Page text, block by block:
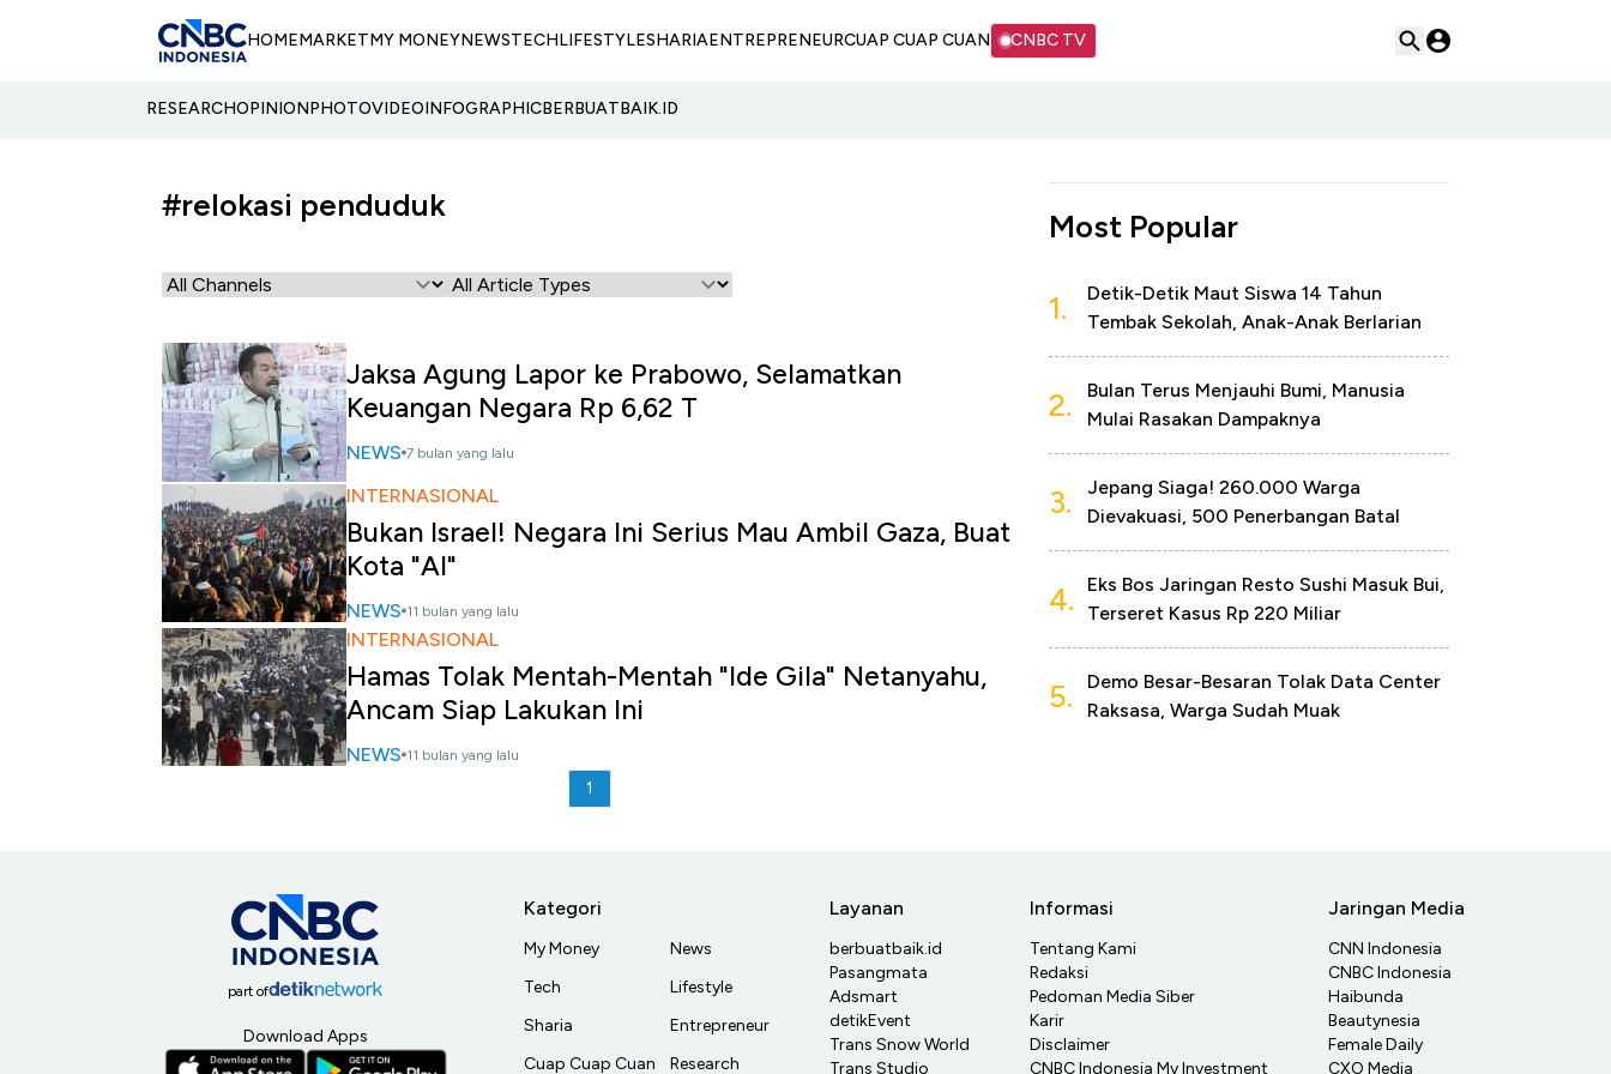
HOMEMARKETMY MONEYNEWSTECHLIFESTYLESHARIAENTREPRENEURCUAP CUAP CUAN CNBC TV
RESEARCHOPINIONPHOTOVIDEOINFOGRAPHICBERBUATBAIK.ID
#relokasi penduduk
Jaksa Agung Lapor ke Prabowo, Selamatkan
Keuangan Negara Rp 6,62 T
NEWS 7 bulan yang lalu
INTERNASIONAL
Bukan Israel! Negara Ini Serius Mau Ambil Gaza, Buat
Kota "AI"
NEWS 11 bulan yang lalu
INTERNASIONAL
Hamas Tolak Mentah-Mentah "Ide Gila" Netanyahu,
Ancam Siap Lakukan Ini
NEWS 11 bulan yang lalu
1
Most Popular
1.
Detik-Detik Maut Siswa 14 Tahun
Tembak Sekolah, Anak-Anak Berlarian
2.
Bulan Terus Menjauhi Bumi, Manusia
Mulai Rasakan Dampaknya
3.
Jepang Siaga! 260.000 Warga
Dievakuasi, 500 Penerbangan Batal
4.
Eks Bos Jaringan Resto Sushi Masuk Bui,
Terseret Kasus Rp 220 Miliar
5.
Demo Besar-Besaran Tolak Data Center
Raksasa, Warga Sudah Muak
part of
Download Apps
Kategori
My Money
Tech
Sharia
Cuap Cuap Cuan
News
Lifestyle
Entrepreneur
Research
Layanan
berbuatbaik.id
Pasangmata
Adsmart
detikEvent
Trans Snow World
Trans Studio
Informasi
Tentang Kami
Redaksi
Pedoman Media Siber
Karir
Disclaimer
CNBC Indonesia My Investment
Jaringan Media
CNN Indonesia
CNBC Indonesia
Haibunda
Beautynesia
Female Daily
CXO Media